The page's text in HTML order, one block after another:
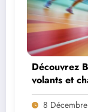
Découvrez
volants et
niveaux
8